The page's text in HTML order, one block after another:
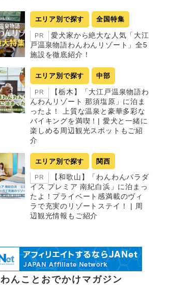
エリア別で探す 全国特集
PR
愛犬家から絶大な人気「大江
戸温泉物語わんわんリゾート」全5
施設を徹底紹介！
エリア別で探す 中部
PR
【栃木】「大江戸温泉物語わ
んわんリゾート 那須塩原」に泊ま
ったよ！ 上質な温泉と豪華多彩な
バイキングを満喫！| 愛犬と一緒に
楽しめる周辺観光スポットもご紹
介
エリア別で探す 関西
PR
【和歌山】「わんわんパラダ
イス プレミア 南紀白浜」に泊まっ
たよ！プライベート感満載のヴィ
ラで充実のリゾートステイ！ | 周
辺観光情報もご紹介
わんことおでかけマガジン